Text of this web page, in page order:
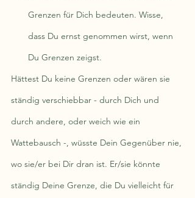
Grenzen für Dich bedeuten. Wisse,
dass Du ernst genommen wirst, wenn
Du Grenzen zeigst.
Hättest Du keine Grenzen oder wären sie
ständig verschiebbar - durch Dich und
durch andere, oder weich wie ein
Wattebausch -, wüsste Dein Gegenüber nie,
wo sie/er bei Dir dran ist. Er/sie könnte
ständig Deine Grenze, die Du vielleicht für